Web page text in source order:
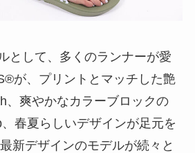
として、多くのランナーが愛
が、プリントとマッチした艶
、爽やかなカラーブロックの
春夏らしいデザインが足元を
新デザインのモデルが続々と